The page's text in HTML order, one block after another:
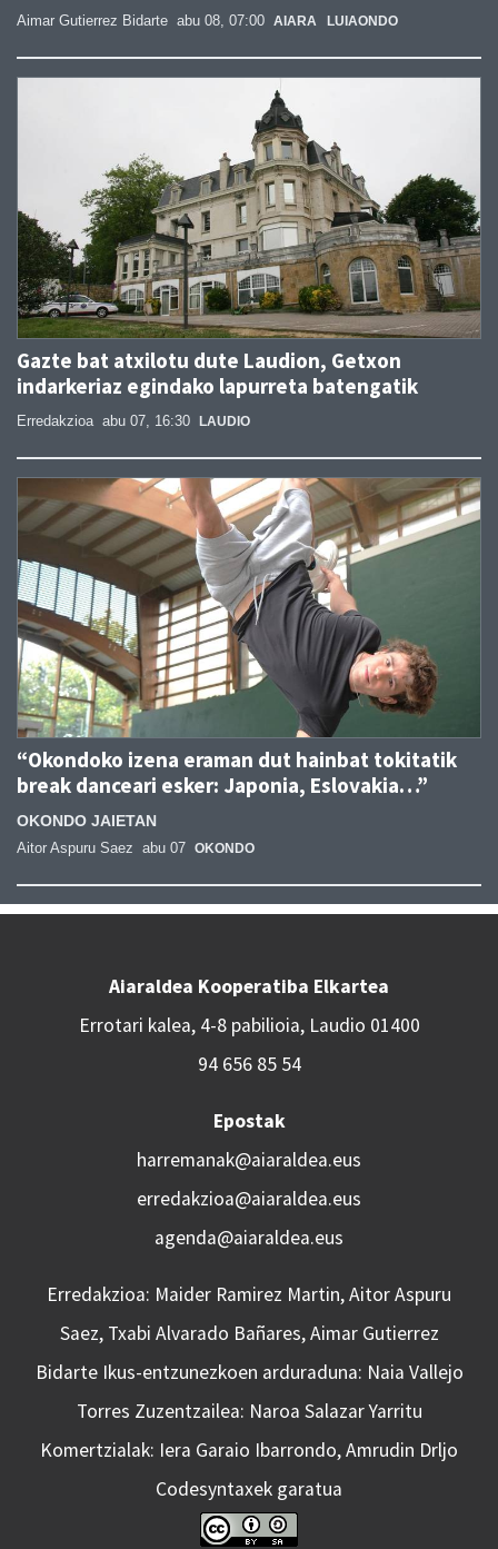
Aimar Gutierrez Bidarte abu 08, 07:00 AIARA LUIAONDO
Gazte bat atxilotu dute Laudion, Getxon
indarkeriaz egindako lapurreta batengatik
Erredakzioa abu 07, 16:30 LAUDIO
“Okondoko izena eraman dut hainbat tokitatik
break danceari esker: Japonia, Eslovakia…”
OKONDO JAIETAN
Aitor Aspuru Saez abu 07 OKONDO
Aiaraldea Kooperatiba Elkartea
Errotari kalea, 4-8 pabilioia, Laudio 01400
94 656 85 54
Epostak
harremanak@aiaraldea.eus
erredakzioa@aiaraldea.eus
agenda@aiaraldea.eus
Erredakzioa: Maider Ramirez Martin, Aitor Aspuru
Saez, Txabi Alvarado Bañares, Aimar Gutierrez
Bidarte Ikus-entzunezkoen arduraduna: Naia Vallejo
Torres Zuzentzailea: Naroa Salazar Yarritu
Komertzialak: Iera Garaio Ibarrondo, Amrudin Drljo
Codesyntaxek garatua